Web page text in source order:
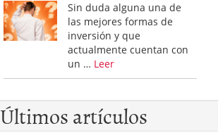
Sin duda alguna una de
las mejores formas de
inversión y que
actualmente cuentan con
un … Leer
Últimos artículos